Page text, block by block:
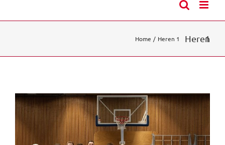
Heren 1
Home Heren 1